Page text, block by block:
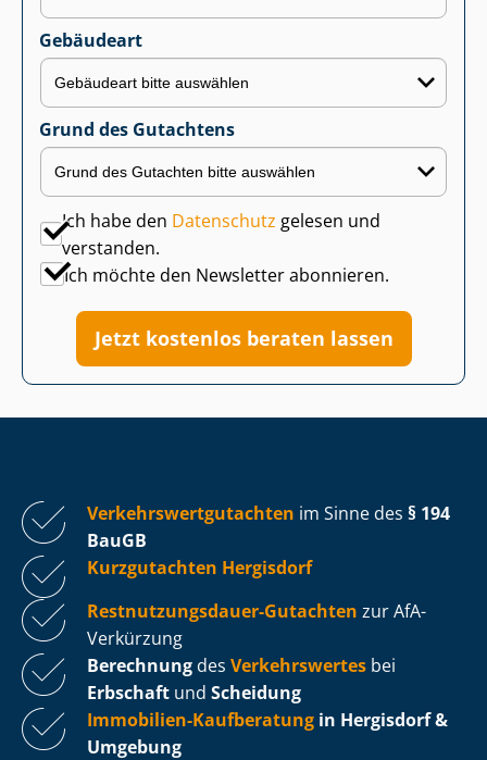
Gebäudeart
Grund des Gutachtens
Ich habe den Datenschutz gelesen und
verstanden.
Ich möchte den Newsletter abonnieren.
Jetzt kostenlos beraten lassen
Ver­kehrs­wert­gut­ach­ten im Sinne des § 194
BauGB
Kurzgutachten Hergisdorf
Rest­nut­zungs­dau­er-Gutachten zur AfA-
Verkürzung
Berechnung des Verkehrswertes bei
Erbschaft und Scheidung
Immobilien-Kaufberatung in Hergisdorf &
Umgebung